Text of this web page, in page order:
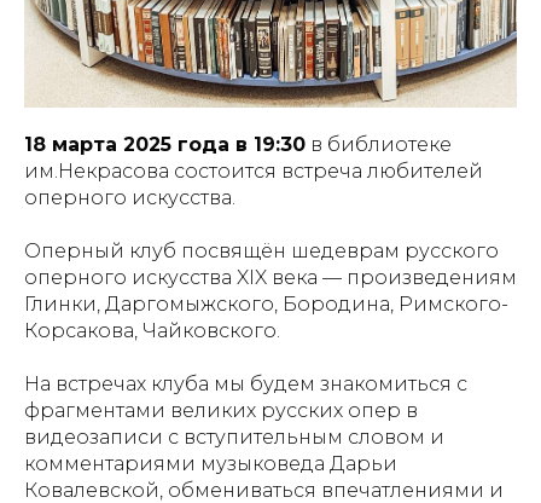
18 марта 2025 года в 19:30 в библиотеке
им.Некрасова состоится встреча любителей
оперного искусства.
Оперный клуб посвящён шедеврам русского
оперного искусства XIX века — произведениям
Глинки, Даргомыжского, Бородина, Римского-
Корсакова, Чайковского.
На встречах клуба мы будем знакомиться с
фрагментами великих русских опер в
видеозаписи с вступительным словом и
комментариями музыковеда Дарьи
Ковалевской, обмениваться впечатлениями и